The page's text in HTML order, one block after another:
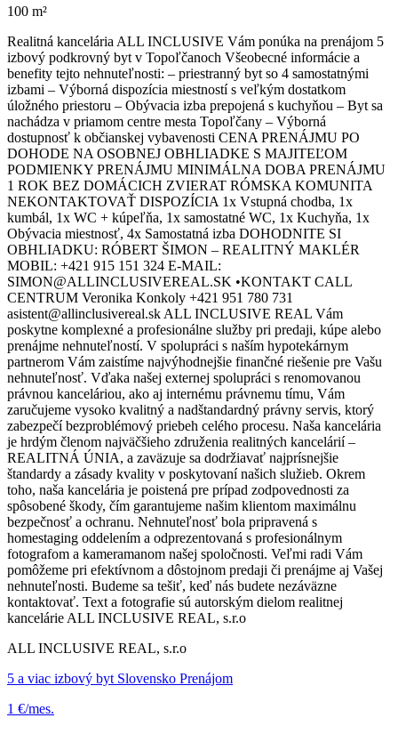
100 m²
Realitná kancelária ALL INCLUSIVE Vám ponúka na prenájom 5
izbový podkrovný byt v Topoľčanoch Všeobecné informácie a
benefity tejto nehnuteľnosti: – priestranný byt so 4 samostatnými
izbami – Výborná dispozícia miestností s veľkým dostatkom
úložného priestoru – Obývacia izba prepojená s kuchyňou – Byt sa
nachádza v priamom centre mesta Topoľčany – Výborná
dostupnosť k občianskej vybavenosti CENA PRENÁJMU PO
DOHODE NA OSOBNEJ OBHLIADKE S MAJITEĽOM
PODMIENKY PRENÁJMU MINIMÁLNA DOBA PRENÁJMU
1 ROK BEZ DOMÁCICH ZVIERAT RÓMSKA KOMUNITA
NEKONTAKTOVAŤ DISPOZÍCIA 1x Vstupná chodba, 1x
kumbál, 1x WC + kúpeľňa, 1x samostatné WC, 1x Kuchyňa, 1x
Obývacia miestnosť, 4x Samostatná izba DOHODNITE SI
OBHLIADKU: RÓBERT ŠIMON – REALITNÝ MAKLÉR
MOBIL: +421 915 151 324 E-MAIL:
SIMON@ALLINCLUSIVEREAL.SK •KONTAKT CALL
CENTRUM Veronika Konkoly +421 951 780 731
asistent@allinclusivereal.sk ALL INCLUSIVE REAL Vám
poskytne komplexné a profesionálne služby pri predaji, kúpe alebo
prenájme nehnuteľností. V spolupráci s naším hypotekárnym
partnerom Vám zaistíme najvýhodnejšie finančné riešenie pre Vašu
nehnuteľnosť. Vďaka našej externej spolupráci s renomovanou
právnou kanceláriou, ako aj internému právnemu tímu, Vám
zaručujeme vysoko kvalitný a nadštandardný právny servis, ktorý
zabezpečí bezproblémový priebeh celého procesu. Naša kancelária
je hrdým členom najväčšieho združenia realitných kancelárií –
REALITNÁ ÚNIA, a zaväzuje sa dodržiavať najprísnejšie
štandardy a zásady kvality v poskytovaní našich služieb. Okrem
toho, naša kancelária je poistená pre prípad zodpovednosti za
spôsobené škody, čím garantujeme našim klientom maximálnu
bezpečnosť a ochranu. Nehnuteľnosť bola pripravená s
homestaging oddelením a odprezentovaná s profesionálnym
fotografom a kameramanom našej spoločnosti. Veľmi radi Vám
pomôžeme pri efektívnom a dôstojnom predaji či prenájme aj Vašej
nehnuteľnosti. Budeme sa tešiť, keď nás budete nezáväzne
kontaktovať. Text a fotografie sú autorským dielom realitnej
kancelárie ALL INCLUSIVE REAL, s.r.o
ALL INCLUSIVE REAL, s.r.o
5 a viac izbový byt Slovensko Prenájom
1 €/mes.